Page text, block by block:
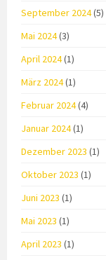
September 2024(5)
Mai 2024(3)
April 2024(1)
März 2024(1)
Februar 2024(4)
Januar 2024(1)
Dezember 2023 (1)
Oktober 2023 (1)
Juni 2023 (1)
Mai 2023 (1)
April 2023 (1)